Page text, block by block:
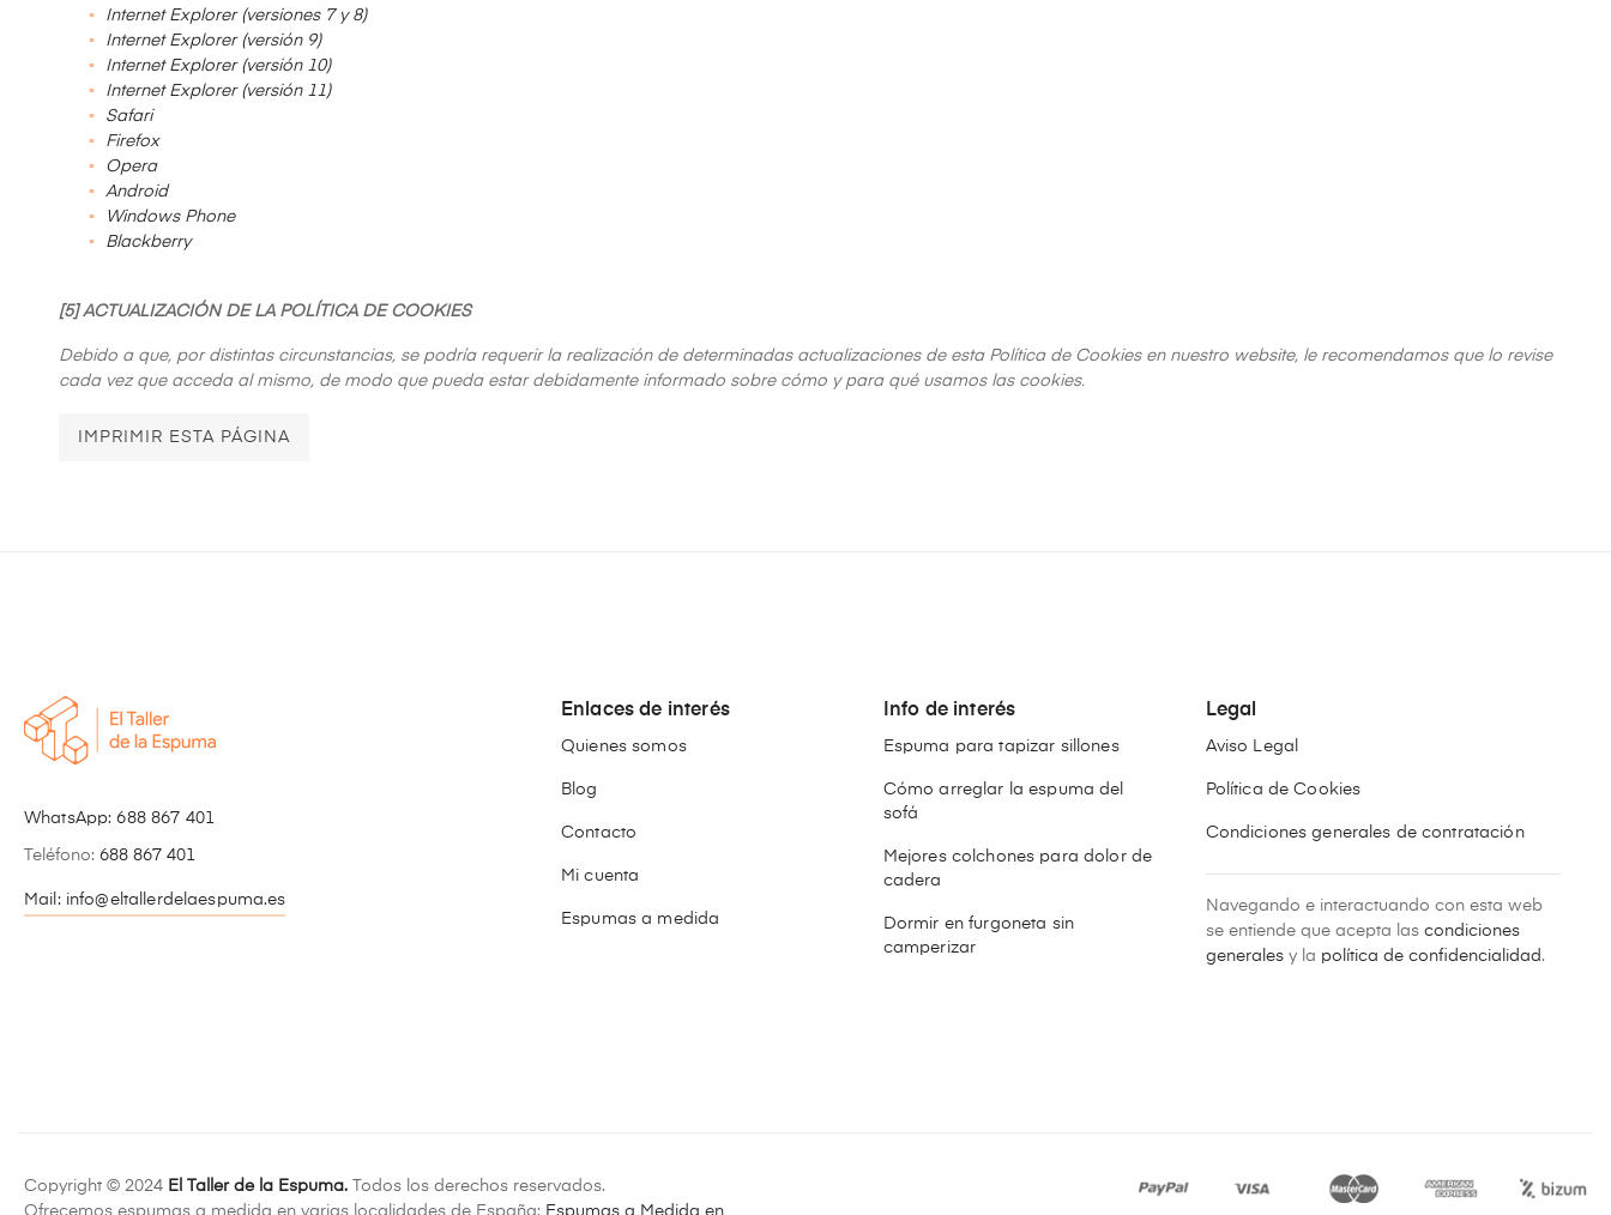
Internet Explorer (versiones 7 y 8)
Internet Explorer (versión 9)
Internet Explorer (versión 10)
Internet Explorer (versión 11)
Safari
Firefox
Opera
Android
Windows Phone
Blackberry
[5] ACTUALIZACIÓN DE LA POLÍTICA DE COOKIES
Debido a que, por distintas circunstancias, se podría requerir la realización de determinadas actualizaciones de esta Política de Cookies en nuestro website, le recomendamos que lo revise
cada vez que acceda al mismo, de modo que pueda estar debidamente informado sobre cómo y para qué usamos las cookies.
WhatsApp:688 867 401
Teléfono: 688 867 401
Mail: info@eltallerdelaespuma.es
Enlaces de interés
Quienes somos
Blog
Contacto
Mi cuenta
Espumas a medida
Info de interés
Espuma para tapizar sillones
Cómo arreglar la espuma del
sofá
Mejores colchones para dolor de
cadera
Dormir en furgoneta sin
camperizar
Legal
Aviso Legal
Política de Cookies
Condiciones generales de contratación
Navegando e interactuando con esta web
se entiende que acepta las condiciones
generalesy la política de confidencialidad .
Copyright © 2024 El Taller de la Espuma. Todos los derechos reservados.
Ofrecemos espumas a medida en varias localidades de España: Espumas a Medida en